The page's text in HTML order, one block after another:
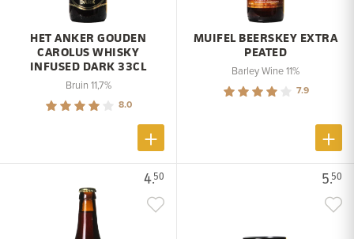
HET ANKER GOUDEN
CAROLUS WHISKY
INFUSED DARK 33CL
Bruin 11,7%
8.0
MUIFEL BEERSKEY EXTRA
PEATED
Barley Wine 11%
7.9
4.50 5.50